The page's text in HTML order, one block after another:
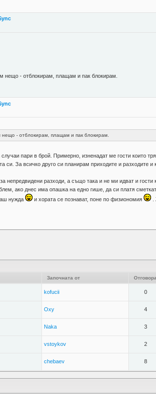
нещо - отблокирам, плащам и пак блокирам.
- отблокирам, плащам и пак блокирам.
пари в брой. Примерно, изненадат ме гости които
За всичко друго си планирам приходите и разходите и
разходи, а също така и не ми идват и гости
ако днес има опашка на едно гише, да си платя
нужда
и хората се познават, поне по физиономия
Започната от Отговора
kofucii 0
Oxy 4
Naka 3
vstoykov 2
chebaev 8